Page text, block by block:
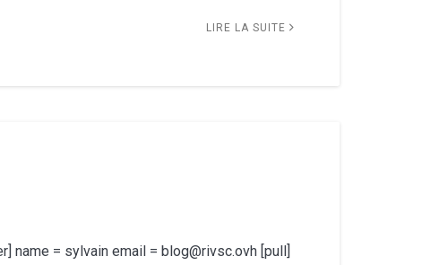
LIRE LA SUITE
= sylvain email = blog@rivsc.ovh [pull]